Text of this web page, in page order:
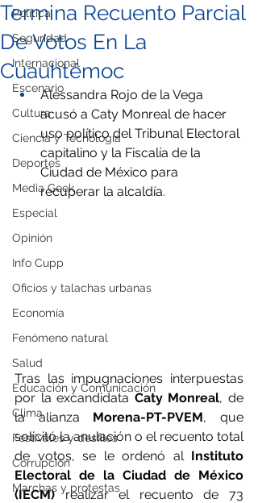
Política
Seguridad
Internacional
Escenario
Cultura
Ciencia y Tecnología
Deportes
Media Geek
Especial
Opinión
Info Cupp
Oficios y talachas urbanas
Economía
Fenómeno natural
Salud
Educación y Comunicación
Clima
Festivales y desfiles
Corrupción
Marchas y protestas
Termina Recuento Parcial
De Votos En La
Cuauhtémoc
Alessandra Rojo de la Vega
acusó a Caty Monreal de hacer
uso político del Tribunal Electoral
capitalino y la Fiscalía de la
Ciudad de México para
recuperar la alcaldía.
Tras las impugnaciones interpuestas
por la excandidata Caty Monreal, de
la alianza Morena-PT-PVEM, que
solicitó la anulación o el recuento total
de votos, se le ordenó al Instituto
Electoral de la Ciudad de México
(IECM) realizar el recuento de 73